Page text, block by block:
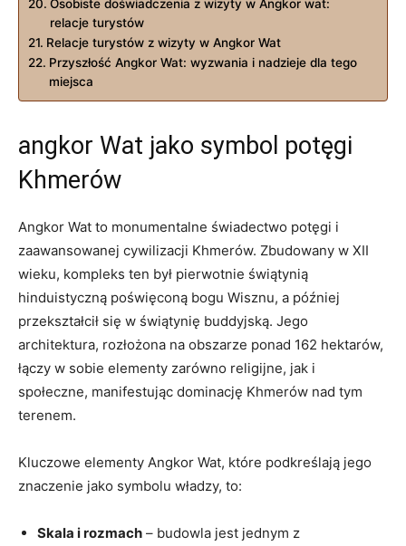
Osobiste doświadczenia z wizyty w Angkor wat:
relacje turystów
Relacje turystów z wizyty w Angkor Wat
Przyszłość Angkor Wat: wyzwania i nadzieje dla tego
miejsca
angkor Wat jako symbol potęgi
Khmerów
Angkor Wat to monumentalne świadectwo potęgi i
zaawansowanej cywilizacji Khmerów. Zbudowany w XII
wieku, kompleks ten był pierwotnie świątynią
hinduistyczną poświęconą bogu Wisznu, a później
przekształcił się w świątynię buddyjską. Jego
architektura, rozłożona na obszarze ponad 162 hektarów,
łączy w sobie elementy zarówno religijne, jak i
społeczne, manifestując dominację Khmerów nad tym
terenem.
Kluczowe elementy Angkor Wat, które podkreślają jego
znaczenie jako symbolu władzy, to:
Skala i rozmach – budowla jest jednym z